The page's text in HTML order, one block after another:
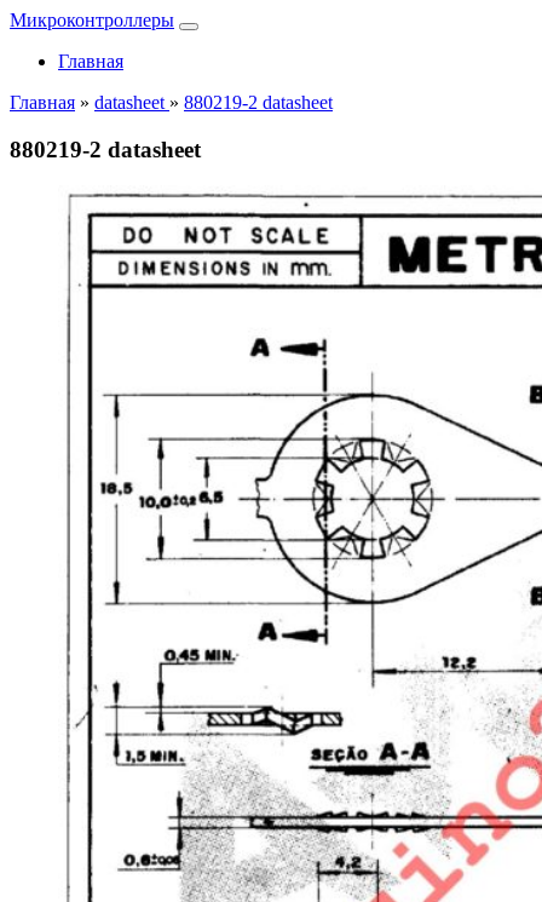
Микроконтроллеры
Главная
Главная » datasheet » 880219-2 datasheet
880219-2 datasheet